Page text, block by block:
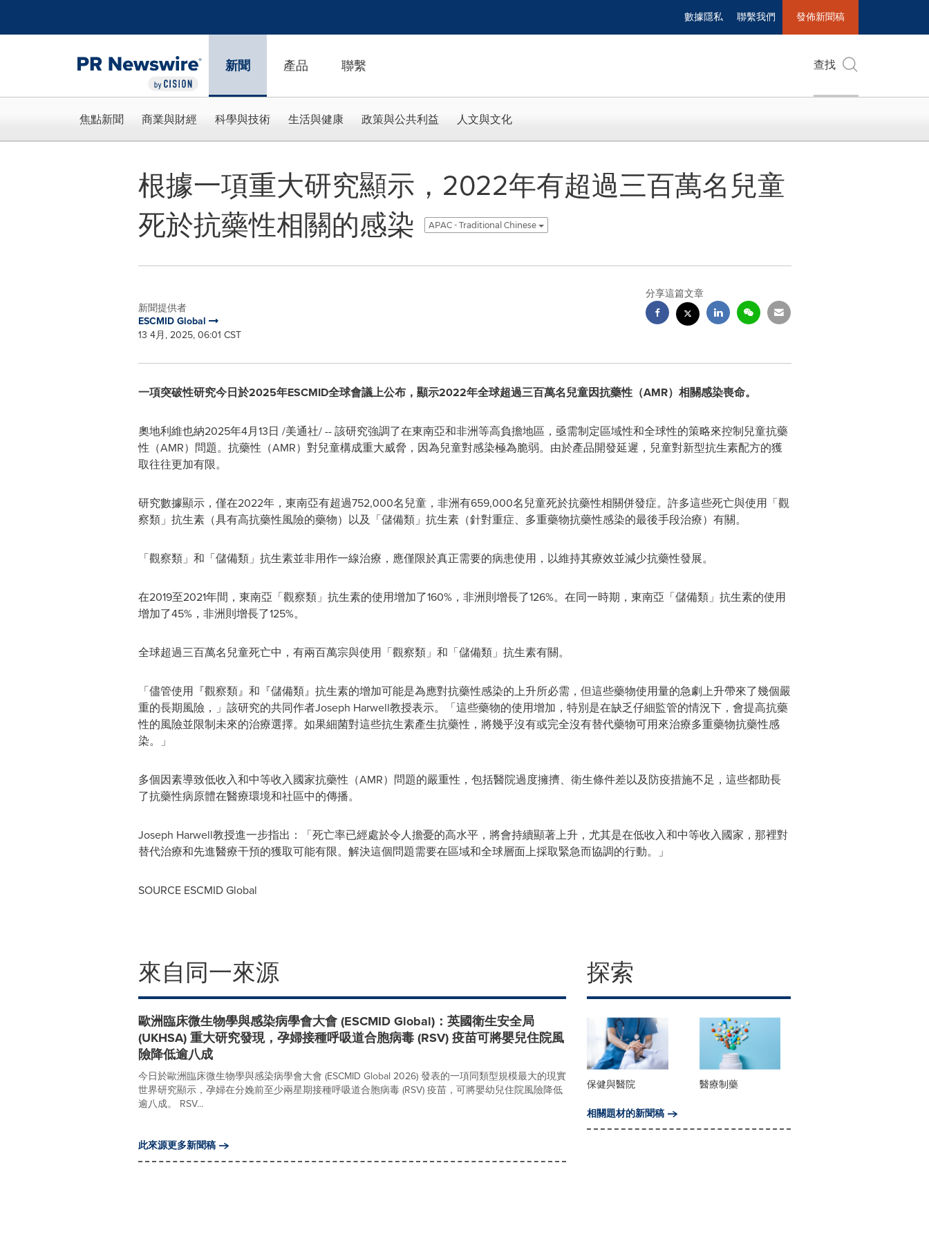
數據隱私 聯繫我們 發佈新聞稿
新聞 產品 聯繫 查找
焦點新聞 商業與財經 科學與技術 生活與健康 政策與公共利益 人文與文化
根據一項重大研究顯示，2022年有超過三百萬名兒童
死於抗藥性相關的感染
APAC - Traditional Chinese
新聞提供者
ESCMID Global
13 4月, 2025, 06:01 CST
分享這篇文章
一項突破性研究今日於2025年ESCMID全球會議上公布，顯示2022年全球超過三百萬名兒童因抗藥性（AMR）相關感染喪命。
奧地利維也納2025年4月13日 /美通社/ -- 該研究強調了在東南亞和非洲等高負擔地區，亟需制定區域性和全球性的策略來控制兒童抗藥
性（AMR）問題。抗藥性（AMR）對兒童構成重大威脅，因為兒童對感染極為脆弱。由於產品開發延遲，兒童對新型抗生素配方的獲
取往往更加有限。
研究數據顯示，僅在2022年，東南亞有超過752,000名兒童，非洲有659,000名兒童死於抗藥性相關併發症。許多這些死亡與使用「觀
察類」抗生素（具有高抗藥性風險的藥物）以及「儲備類」抗生素（針對重症、多重藥物抗藥性感染的最後手段治療）有關。
「觀察類」和「儲備類」抗生素並非用作一線治療，應僅限於真正需要的病患使用，以維持其療效並減少抗藥性發展。
在2019至2021年間，東南亞「觀察類」抗生素的使用增加了160%，非洲則增長了126%。在同一時期，東南亞「儲備類」抗生素的使用
增加了45%，非洲則增長了125%。
全球超過三百萬名兒童死亡中，有兩百萬宗與使用「觀察類」和「儲備類」抗生素有關。
「儘管使用『觀察類』和『儲備類』抗生素的增加可能是為應對抗藥性感染的上升所必需，但這些藥物使用量的急劇上升帶來了幾個嚴
重的長期風險，」該研究的共同作者Joseph Harwell教授表示。「這些藥物的使用增加，特別是在缺乏仔細監管的情況下，會提高抗藥
性的風險並限制未來的治療選擇。如果細菌對這些抗生素產生抗藥性，將幾乎沒有或完全沒有替代藥物可用來治療多重藥物抗藥性感
染。」
多個因素導致低收入和中等收入國家抗藥性（AMR）問題的嚴重性，包括醫院過度擁擠、衛生條件差以及防疫措施不足，這些都助長
了抗藥性病原體在醫療環境和社區中的傳播。
Joseph Harwell教授進一步指出：「死亡率已經處於令人擔憂的高水平，將會持續顯著上升，尤其是在低收入和中等收入國家，那裡對
替代治療和先進醫療干預的獲取可能有限。解決這個問題需要在區域和全球層面上採取緊急而協調的行動。」
SOURCE ESCMID Global
來自同一來源
歐洲臨床微生物學與感染病學會大會 (ESCMID Global)：英國衛生安全局
(UKHSA) 重大研究發現，孕婦接種呼吸道合胞病毒 (RSV) 疫苗可將嬰兒住院風
險降低逾八成
今日於歐洲臨床微生物學與感染病學會大會 (ESCMID Global 2026) 發表的一項同類型規模最大的現實
世界研究顯示，孕婦在分娩前至少兩星期接種呼吸道合胞病毒 (RSV) 疫苗，可將嬰幼兒住院風險降低
逾八成。 RSV...
此來源更多新聞稿
探索
保健與醫院
醫療制藥
相關題材的新聞稿